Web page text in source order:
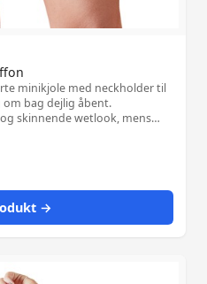
minikjole med neckholder til
bag dejlig åbent.
skinnende wetlook, mens
lidt bredere. Hvilken dejlig
→